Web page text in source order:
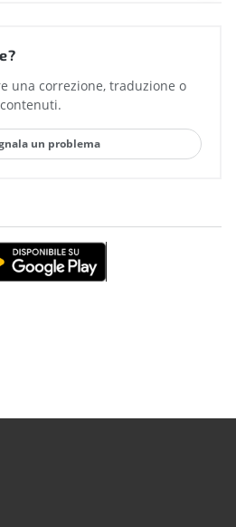
una correzione, traduzione o
un problema